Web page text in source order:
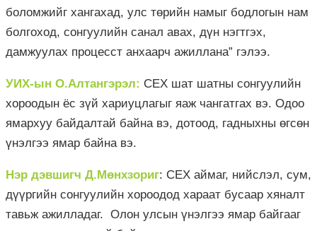
боломжийг хангахад, улс төрийн намыг бодлогын нам
болгоход, сонгуулийн санал авах, дүн нэгтгэх,
дамжуулах процесст анхаарч ажиллана” гэлээ.
УИХ-ын О.Алтангэрэл: СЕХ шат шатны сонгуулийн
хороодын ёс зүй хариуцлагыг яаж чангатгах вэ. Одоо
ямархуу байдалтай байна вэ, дотоод, гадныхны өгсөн
үнэлгээ ямар байна вэ.
Нэр дэвшигч Д.Мөнхзориг: СЕХ аймаг, нийслэл, сум,
дүүргийн сонгуулийн хороодод хараат бусаар хяналт
тавьж ажилладаг. Олон улсын үнэлгээ ямар байгааг